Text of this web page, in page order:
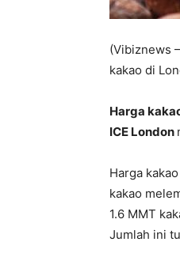
(Vibiznews
kakao di
Harga
ICE London
Harga
kakao
1.6 MMT
Jumlah ini